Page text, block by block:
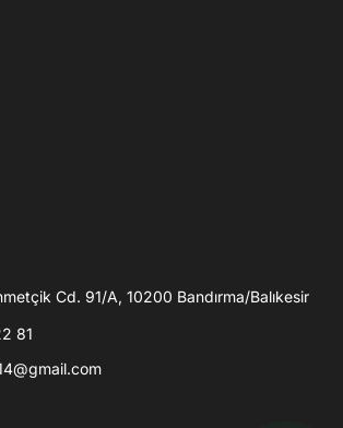
Cd. 91/A, 10200 Bandırma/Balıkesir
81